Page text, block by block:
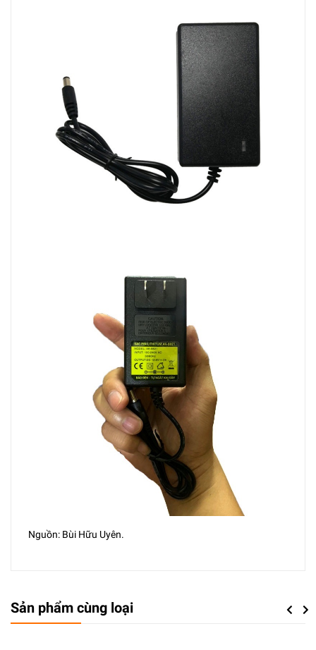
Nguồn: Bùi Hữu Uyên.
Sản phẩm cùng loại Previous
Next